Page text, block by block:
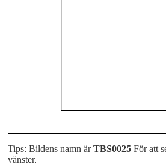
Tips: Bildens namn ärTBS0025 För att
vänster.